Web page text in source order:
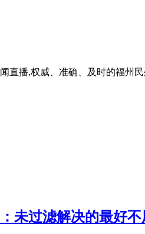
直播,权威、准确、及时的福州
未过滤解决的最好不